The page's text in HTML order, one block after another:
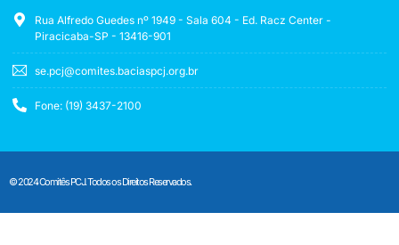
Rua Alfredo Guedes nº 1949 - Sala 604 - Ed. Racz Center -
Piracicaba-SP - 13416-901
se.pcj@comites.baciaspcj.org.br
Fone: (19) 3437-2100
© 2024 Comitês PCJ. Todos os Direitos Reservados.